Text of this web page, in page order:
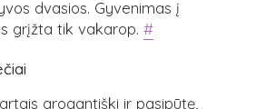
dvasios. Gyvenimas į
grįžta tik vakarop. #
arogantiški ir pasipūtę,